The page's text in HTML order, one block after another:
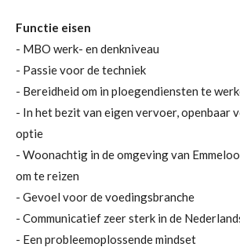
Functie eisen
- MBO werk- en denkniveau
- Passie voor de techniek
- Bereidheid om in ploegendiensten te
- In het bezit van eigen vervoer, openbaar
optie
- Woonachtig in de omgeving van
om te reizen
- Gevoel voor de voedingsbranche
- Communicatief zeer sterk in de
- Een probleemoplossende mindset